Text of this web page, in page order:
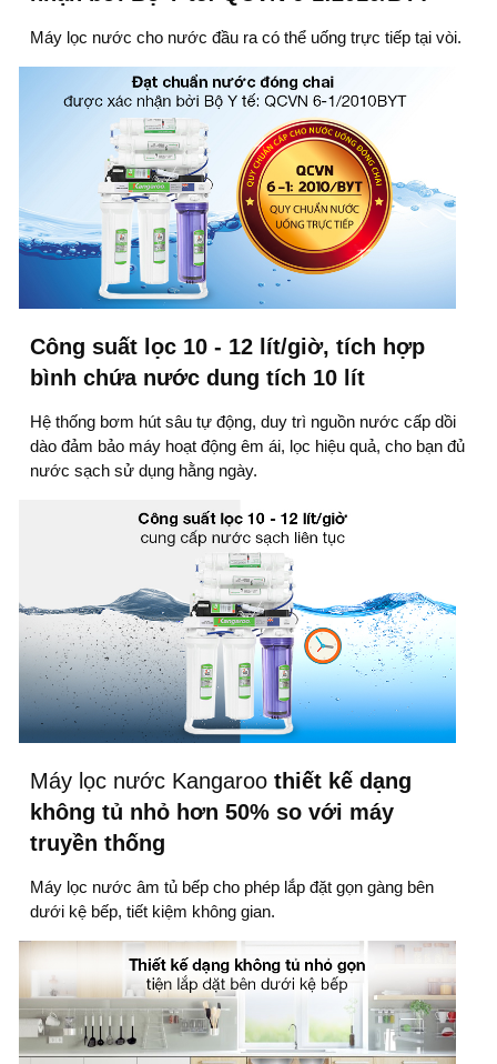
Máy lọc nước cho nước đầu ra có thể uống trực tiếp tại vòi.
Công suất lọc 10 - 12 lít/giờ, tích hợp
bình chứa nước dung tích 10 lít
Hệ thống bơm hút sâu tự động, duy trì nguồn nước cấp dồi
dào đảm bảo máy hoạt động êm ái, lọc hiệu quả, cho bạn đủ
nước sạch sử dụng hằng ngày.
Máy lọc nước Kangaroo thiết kế dạng
không tủ nhỏ hơn 50% so với máy
truyền thống
Máy lọc nước âm tủ bếp cho phép lắp đặt gọn gàng bên
dưới kệ bếp, tiết kiệm không gian.